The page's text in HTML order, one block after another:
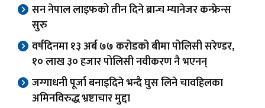
सन नेपाल लाइफको तीन दिने ब्रान्च म्यानेजर कन्फ्रेन्स
सुरु
वर्षदिनमा १३ अर्ब ७७ करोडको बीमा पोलिसी सरेण्डर,
१० लाख ३० हजार पोलिसी नवीकरण नै भएनन्
जग्गाधनी पूर्जा बनाइदिने भन्दै घुस लिने चावहिलका
अमिनविरुद्ध भ्रष्टाचार मुद्दा